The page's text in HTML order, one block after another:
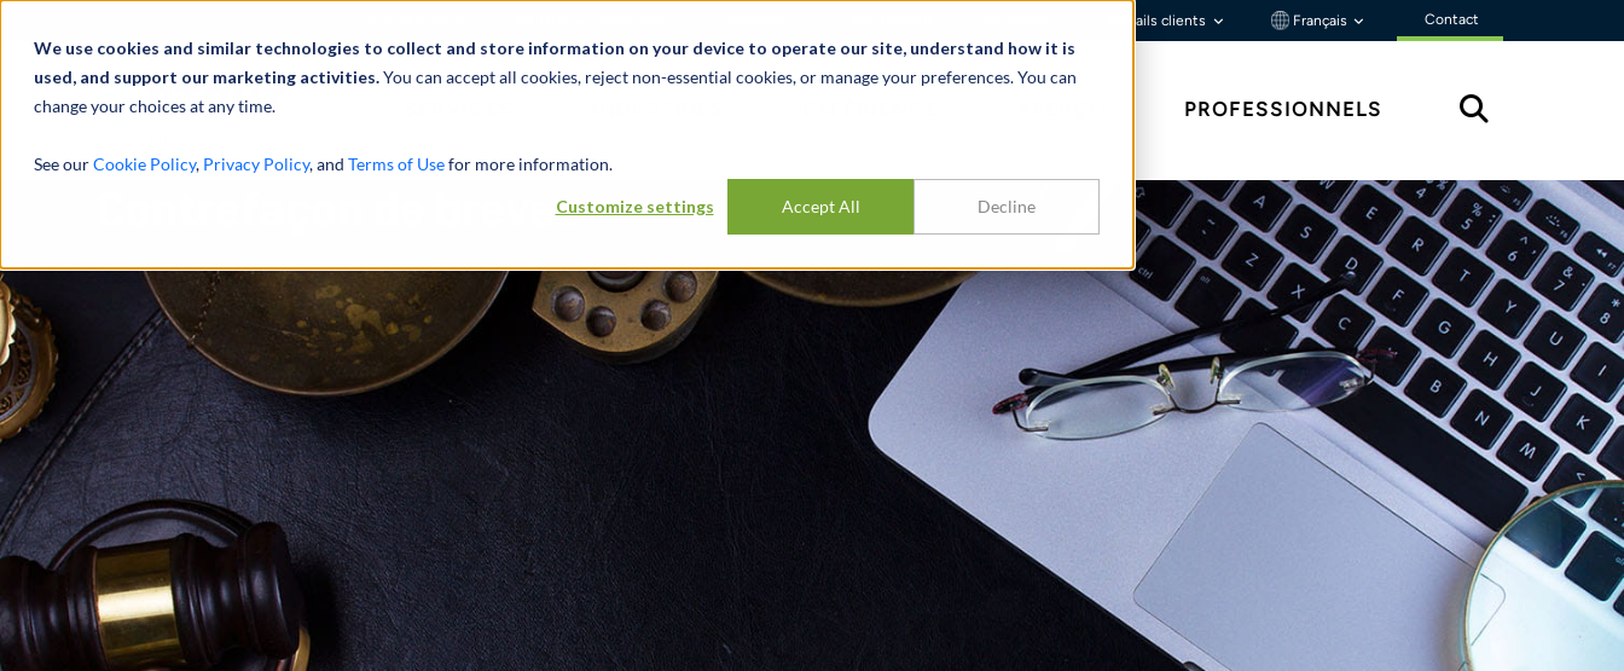
We use cookies and similar technologies to collect and store information on your device to operate our site, understand how it is
used, and support our marketing activities.You can accept all cookies, reject non-essential cookies, or manage your preferences. You can
change your choices at any time.
See ourCookie Policy, Privacy Policy, and Terms of Usefor more information.
Customize settings Accept All Decline
Portails clients Français Contact
PROFESSIONNELS
Contrefaçon de brevet